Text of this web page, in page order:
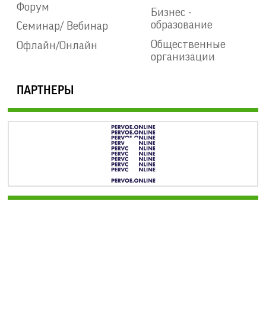
Форум
Семинар/ Вебинар
Офлайн/Онлайн
Бизнес -
образование
Общественные
организации
ПАРТНЕРЫ